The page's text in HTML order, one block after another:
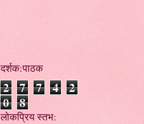
दर्शक:पाठक
2 7 7 4 2
0 8
लोकप्रिय स्तभ: